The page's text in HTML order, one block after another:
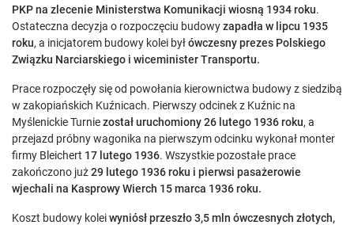
PKP na zlecenie Ministerstwa Komunikacji wiosną 1934 roku.
Ostateczna decyzja o rozpoczęciu budowyzapadła w lipcu 1935
roku, a inicjatorem budowy kolei byłówczesny prezes Polskiego
Związku Narciarskiego i wiceminister Transportu.
Prace rozpoczęły się od powołania kierownictwa budowy z siedzibą
w zakopiańskich Kuźnicach. Pierwszy odcinek z Kuźnic na
Myślenickie Turniezostał uruchomiony 26 lutego 1936 roku, a
przejazd próbny wagonika na pierwszym odcinku wykonał monter
firmy Bleichert 17 lutego 1936. Wszystkie pozostałe prace
zakończono już29 lutego 1936 roku i pierwsi pasażerowie
wjechali na Kasprowy Wierch 15 marca 1936 roku.
Koszt budowy koleiwyniósł przeszło 3,5 mln ówczesnych złotych,